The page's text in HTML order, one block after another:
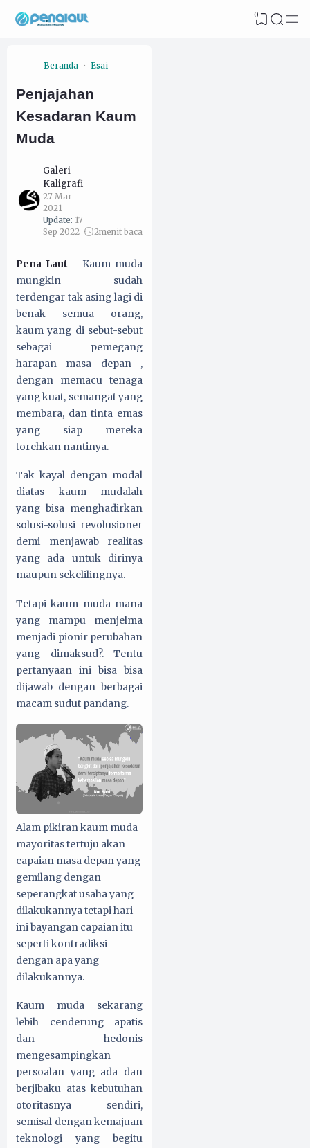
0
Beranda Esai
Penjajahan
Kesadaran Kaum
Muda
Galeri
Kaligrafi
27 Mar
2021
Update: 17
Sep 2022
2menit baca
Pena Laut - Kaum muda
mungkin sudah
terdengar tak asing lagi di
benak semua orang,
kaum yang di sebut-sebut
sebagai pemegang
harapan masa depan ,
dengan memacu tenaga
yang kuat, semangat yang
membara, dan tinta emas
yang siap mereka
torehkan nantinya.
Tak kayal dengan modal
diatas kaum mudalah
yang bisa menghadirkan
solusi-solusi revolusioner
demi menjawab realitas
yang ada untuk dirinya
maupun sekelilingnya.
Tetapi kaum muda mana
yang mampu menjelma
menjadi pionir perubahan
yang dimaksud?. Tentu
pertanyaan ini bisa bisa
dijawab dengan berbagai
macam sudut pandang.
Alam pikiran kaum muda
mayoritas tertuju akan
capaian masa depan yang
gemilang dengan
seperangkat usaha yang
dilakukannya tetapi hari
ini bayangan capaian itu
seperti kontradiksi
dengan apa yang
dilakukannya.
Kaum muda sekarang
lebih cenderung apatis
dan hedonis
mengesampingkan
persoalan yang ada dan
berjibaku atas kebutuhan
otoritasnya sendiri,
semisal dengan kemajuan
teknologi yang begitu